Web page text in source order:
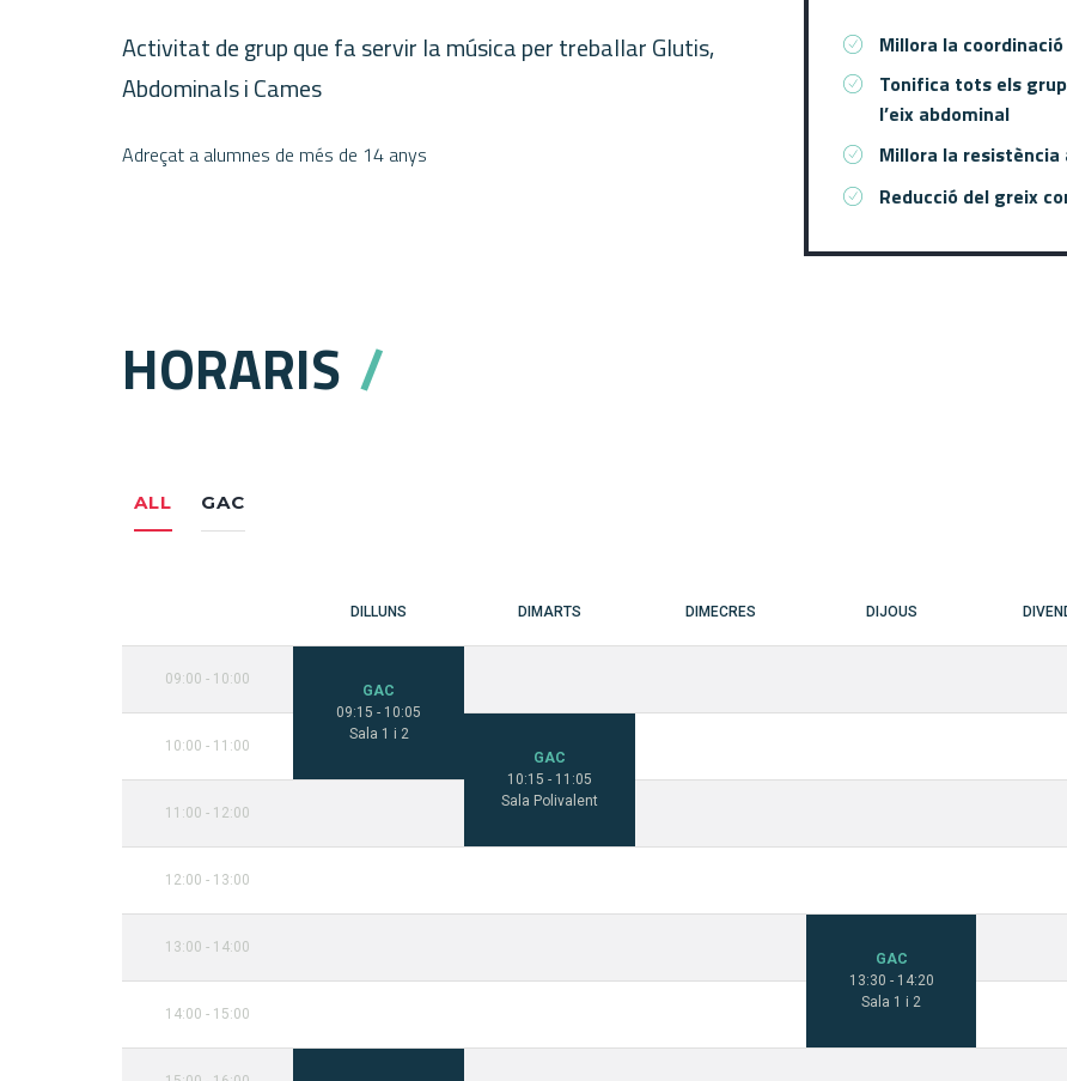
Activitat de grup que fa servir la música per treballar Glutis,
Abdominals i Cames
Adreçat a alumnes de més de 14 anys
Millora la
Tonifica tots els
l’eix abdominal
Millora la resistència
Reducció del greix
HORARIS
ALL GAC
DILLUNS DIMARTS DIMECRES DIJOUS
09:00 - 10:00
GAC
09:15 - 10:05
Sala 1 i 2
10:00 - 11:00
GAC
10:15 - 11:05
Sala Polivalent
11:00 - 12:00
12:00 - 13:00
13:00 - 14:00
GAC
13:30 - 14:20
Sala 1 i 2
14:00 - 15:00